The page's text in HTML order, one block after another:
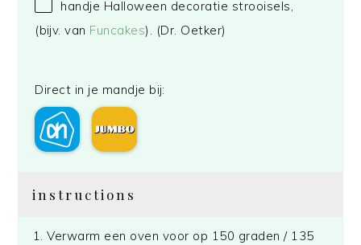
handje Halloween decoratie strooisels,
(bijv. van Funcakes). (Dr. Oetker)
Direct in je mandje bij:
instructions
Verwarm een oven voor op 150 graden / 135